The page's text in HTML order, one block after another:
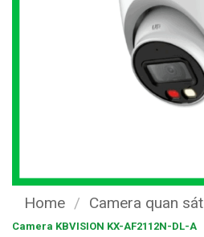
Home / Camera quan sát
Camera KBVISION KX-AF2112N-DL-A